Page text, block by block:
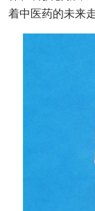
着中医药的未来走